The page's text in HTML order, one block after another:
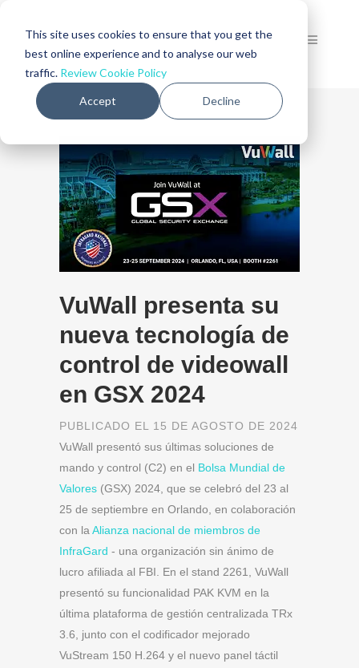
This site uses cookies to ensure that you get the
best online experience and to analyse our web
traffic. Review Cookie Policy
Accept Decline
VuWall presenta su
nueva tecnología de
control de videowall
en GSX 2024
PUBLICADO EL 15 DE AGOSTO DE 2024
VuWall presentó sus últimas soluciones de
mando y control (C2) en el Bolsa Mundial de
Valores (GSX) 2024, que se celebró del 23 al
25 de septiembre en Orlando, en colaboración
con la Alianza nacional de miembros de
InfraGard - una organización sin ánimo de
lucro afiliada al FBI. En el stand 2261, VuWall
presentó su funcionalidad PAK KVM en la
última plataforma de gestión centralizada TRx
3.6, junto con el codificador mejorado
VuStream 150 H.264 y el nuevo panel táctil